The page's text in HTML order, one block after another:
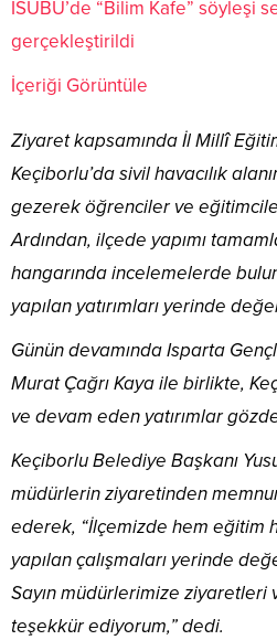
ISUBÜ’de “Bilim Kafe” söyleşi
gerçekleştirildi
İçeriği Görüntüle
Ziyaret kapsamında İl Millî
Keçiborlu’da sivil havacılık
gezerek öğrenciler ve
Ardından, ilçede yapımı
hangarında incelemelerde
yapılan yatırımları yerinde
Günün devamında Isparta
Murat Çağrı Kaya ile birlikte,
ve devam eden yatırımlar
Keçiborlu Belediye Başkanı
müdürlerin ziyaretinden
ederek, “İlçemizde hem eğitim
yapılan çalışmaları yerinde
Sayın müdürlerimize ziyaretleri
teşekkür ediyorum,” dedi.